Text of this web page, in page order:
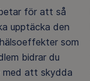
för att så
upptäcka den
som
bidrar du
att skydda